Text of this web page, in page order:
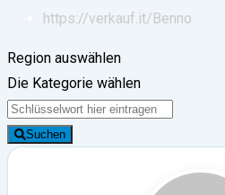
https://verkauf.it/ Benno
Region auswählen
Die Kategorie wählen
Suchen